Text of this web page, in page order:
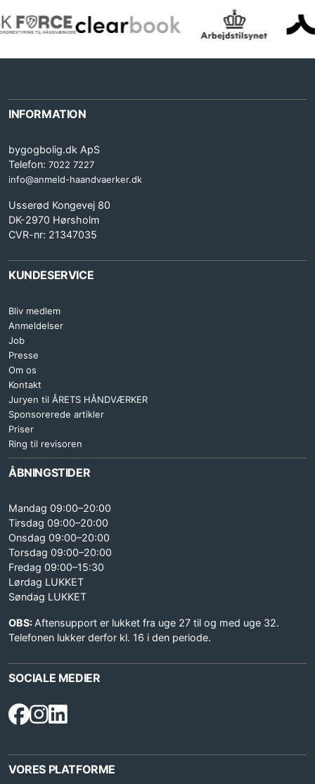
INFORMATION
bygogbolig.dk ApS
Telefon: 7022 7227
info@anmeld-haandvaerker.dk
Usserød Kongevej 80
DK-2970 Hørsholm
CVR-nr: 21347035
KUNDESERVICE
Bliv medlem
Anmeldelser
Job
Presse
Om os
Kontakt
Juryen til ÅRETS HÅNDVÆRKER
Sponsorerede artikler
Priser
Ring til revisoren
ÅBNINGSTIDER
Mandag 09:00–20:00
Tirsdag 09:00–20:00
Onsdag 09:00–20:00
Torsdag 09:00–20:00
Fredag 09:00–15:30
Lørdag LUKKET
Søndag LUKKET
OBS: Aftensupport er lukket fra uge 27 til og med uge 32.
Telefonen lukker derfor kl. 16 i den periode.
SOCIALE MEDIER
VORES PLATFORME